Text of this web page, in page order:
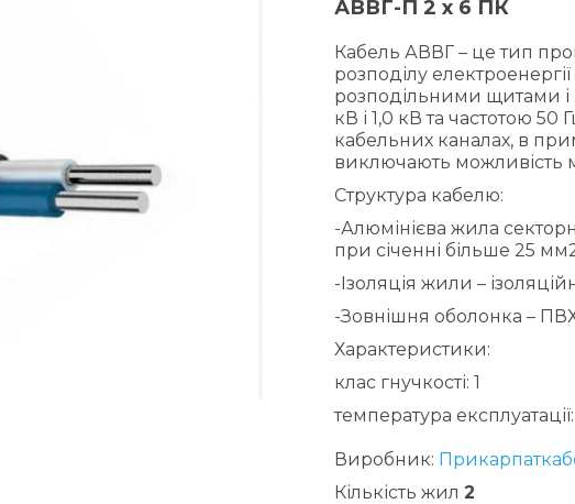
АВВГ-П 2 х 6 ПК
Кабель АВВГ – це тип
розподілу
розподільними щитами і
кВ і 1,0 кВ та частотою
кабельних каналах, в
виключають можливість
Структура кабелю:
-Алюмінієва жила
при січенні більше 25
-Ізоляція жили –
-Зовнішня оболонка –
Характеристики:
клас гнучкості: 1
температура
Виробник:
Кількість жил 2